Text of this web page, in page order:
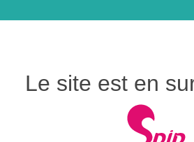
Le site est en